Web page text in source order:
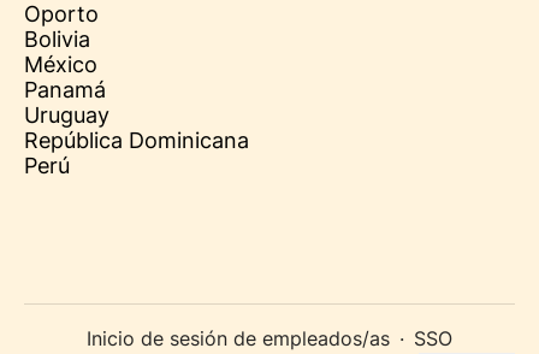
Oporto
Bolivia
México
Panamá
Uruguay
República Dominicana
Perú
Inicio de sesión de empleados/as · SSO